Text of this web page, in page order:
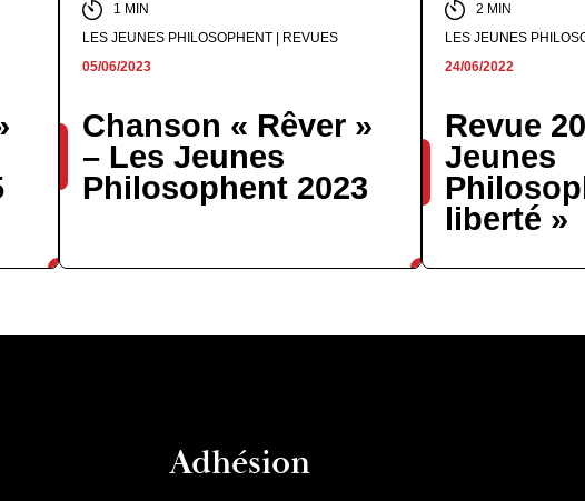
1 MIN
LES JEUNES PHILOSOPHENT | REVUES
05/06/2023
Chanson « Rêver »
– Les Jeunes
Philosophent 2023
2 MIN
LES JEUNES
24/06/2022
Revue
Jeunes
liberté »
Adhésion